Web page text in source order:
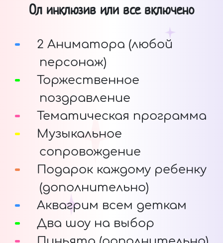
Ол инклюзив или все включено
2 Аниматора (любой
персонаж)
Торжественное
поздравление
Тематическая программа
Музыкальное
сопровождение
Подарок каждому ребенку
(дополнительно)
Аквагрим всем деткам
Два шоу на выбор